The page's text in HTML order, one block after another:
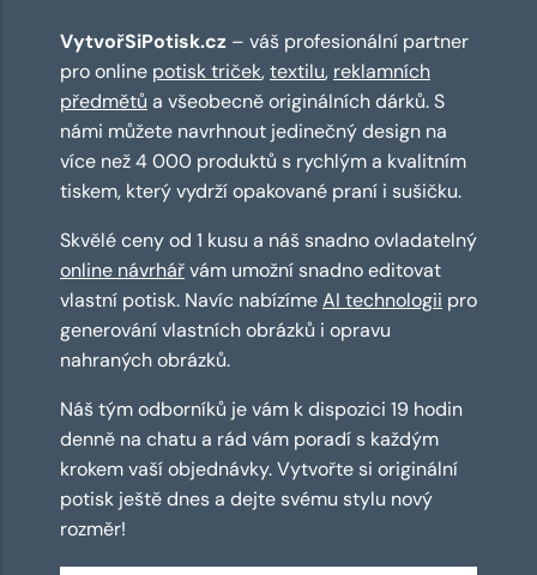
VytvořSiPotisk.cz – váš profesionální partner
pro online potisk triček,textilu, reklamních
předmětů a všeobecně originálních dárků. S
námi můžete navrhnout jedinečný design na
více než 4 000 produktů s rychlým a kvalitním
tiskem, který vydrží opakované praní i sušičku.
Skvělé ceny od 1 kusu a náš snadno ovladatelný
online návrhářvám umožní snadno editovat
vlastní potisk. Navíc nabízímeAI technologii pro
generování vlastních obrázků i opravu
nahraných obrázků.
Náš tým odborníků je vám k dispozici 19 hodin
denně na chatu a rád vám poradí s každým
krokem vaší objednávky. Vytvořte si originální
potisk ještě dnes a dejte svému stylu nový
rozměr!